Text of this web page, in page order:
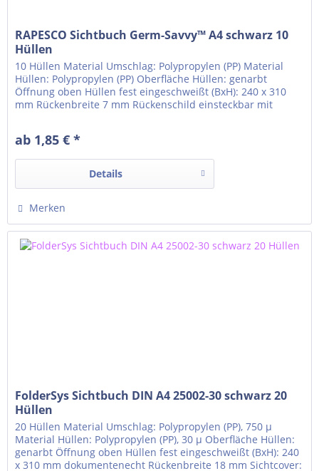
RAPESCO Sichtbuch Germ-Savvy™ A4 schwarz 10
Hüllen
10 Hüllen Material Umschlag: Polypropylen (PP) Material
Hüllen: Polypropylen (PP) Oberfläche Hüllen: genarbt
Öffnung oben Hüllen fest eingeschweißt (BxH): 240 x 310
mm Rückenbreite 7 mm Rückenschild einsteckbar mit
ab 1,85 € *
Details
Merken
FolderSys Sichtbuch DIN A4 25002-30 schwarz 20
Hüllen
20 Hüllen Material Umschlag: Polypropylen (PP), 750 µ
Material Hüllen: Polypropylen (PP), 30 µ Oberfläche Hüllen:
genarbt Öffnung oben Hüllen fest eingeschweißt (BxH): 240
x 310 mm dokumentenecht Rückenbreite 18 mm Sichtcover: